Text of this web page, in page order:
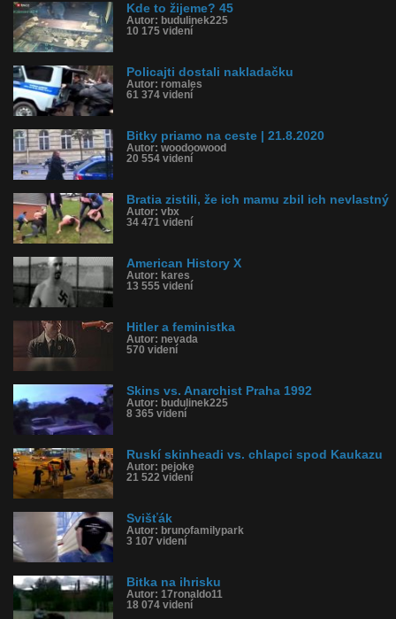
Kde to žijeme? 45
Autor: budulinek225
10 175 videní
Policajti dostali nakladačku
Autor: romales
61 374 videní
Bitky priamo na ceste | 21.8.2020
Autor: woodoowood
20 554 videní
Bratia zistili, že ich mamu zbil ich nevlastný
Autor: vbx
34 471 videní
American History X
Autor: kares
13 555 videní
Hitler a feministka
Autor: nevada
570 videní
Skins vs. Anarchist Praha 1992
Autor: budulinek225
8 365 videní
Ruskí skinheadi vs. chlapci spod Kaukazu
Autor: pejoke
21 522 videní
Svišťák
Autor: brunofamilypark
3 107 videní
Bitka na ihrisku
Autor: 17ronaldo11
18 074 videní